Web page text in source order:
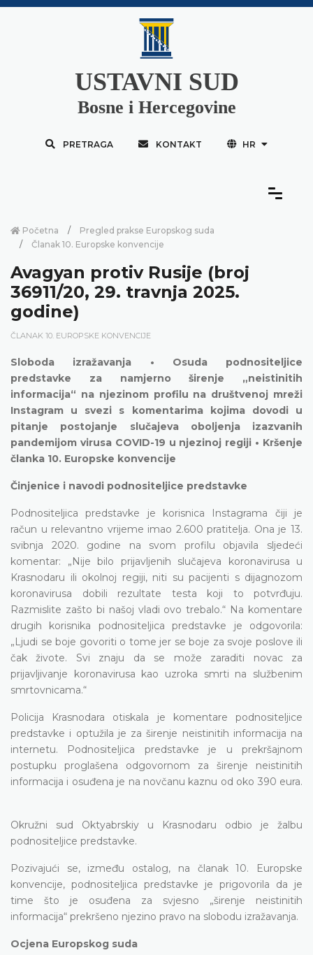
USTAVNI SUD
Bosne i Hercegovine
PRETRAGA KONTAKT HR
Početna
Pregled prakse Europskog suda
Članak 10. Europske konvencije
Avagyan protiv Rusije (broj
36911/20, 29. travnja 2025.
godine)
ČLANAK 10. EUROPSKE KONVENCIJE
Sloboda izražavanja • Osuda podnositeljice
predstavke za namjerno širenje „neistinitih
informacija“ na njezinom profilu na društvenoj mreži
Instagram u svezi s komentarima kojima dovodi u
pitanje postojanje slučajeva oboljenja izazvanih
pandemijom virusa COVID-19 u njezinoj regiji • Kršenje
članka 10. Europske konvencije
Činjenice i navodi podnositeljice predstavke
Podnositeljica predstavke je korisnica Instagrama čiji je
račun u relevantno vrijeme imao 2.600 pratitelja. Ona je 13.
svibnja 2020. godine na svom profilu objavila sljedeći
komentar: „Nije bilo prijavljenih slučajeva koronavirusa u
Krasnodaru ili okolnoj regiji, niti su pacijenti s dijagnozom
koronavirusa dobili rezultate testa koji to potvrđuju.
Razmislite zašto bi našoj vladi ovo trebalo.“ Na komentare
drugih korisnika podnositeljica predstavke je odgovorila:
„Ljudi se boje govoriti o tome jer se boje za svoje poslove ili
čak živote. Svi znaju da se može zaraditi novac za
prijavljivanje koronavirusa kao uzroka smrti na službenim
smrtovnicama.“
Policija Krasnodara otiskala je komentare podnositeljice
predstavke i optužila je za širenje neistinitih informacija na
internetu. Podnositeljica predstavke je u prekršajnom
postupku proglašena odgovornom za širenje neistinitih
informacija i osuđena je na novčanu kaznu od oko 390 eura.
Okružni sud Oktyabrskiy u Krasnodaru odbio je žalbu
podnositeljice predstavke.
Pozivajući se, između ostalog, na članak 10. Europske
konvencije, podnositeljica predstavke je prigovorila da je
time što je osuđena za svjesno „širenje neistinitih
informacija“ prekršeno njezino pravo na slobodu izražavanja.
Ocjena Europskog suda